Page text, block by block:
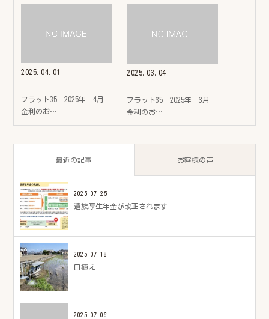
2025.04.01
フラット35 2025年 4月
金利のお…
2025.03.04
フラット35 2025年 3月
金利のお…
最近の記事 お客様の声
2025.07.25
遺族厚生年金が改正されます
2025.07.18
田植え
2025.07.06